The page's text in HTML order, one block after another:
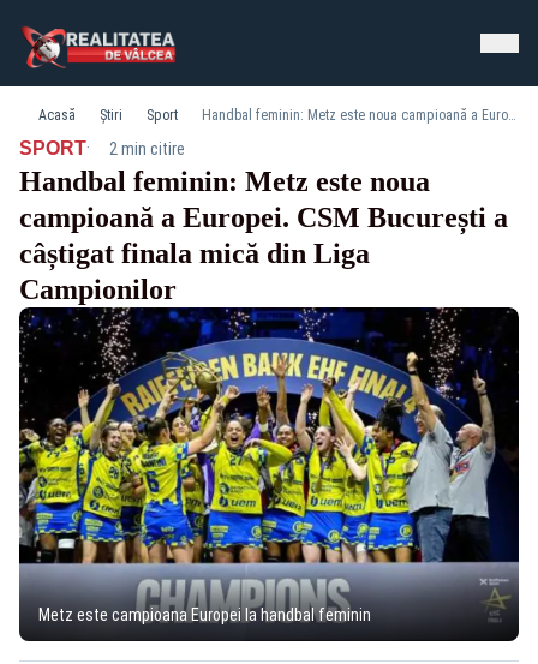
Acasă Știri Sport Handbal feminin: Metz este noua campioană a Europei. CSM București a câștigat finala mică din Liga Campionilor
SPORT· 2 min citire
Handbal feminin: Metz este noua
campioană a Europei. CSM București a
câștigat finala mică din Liga
Campionilor
Metz este campioana Europei la handbal feminin